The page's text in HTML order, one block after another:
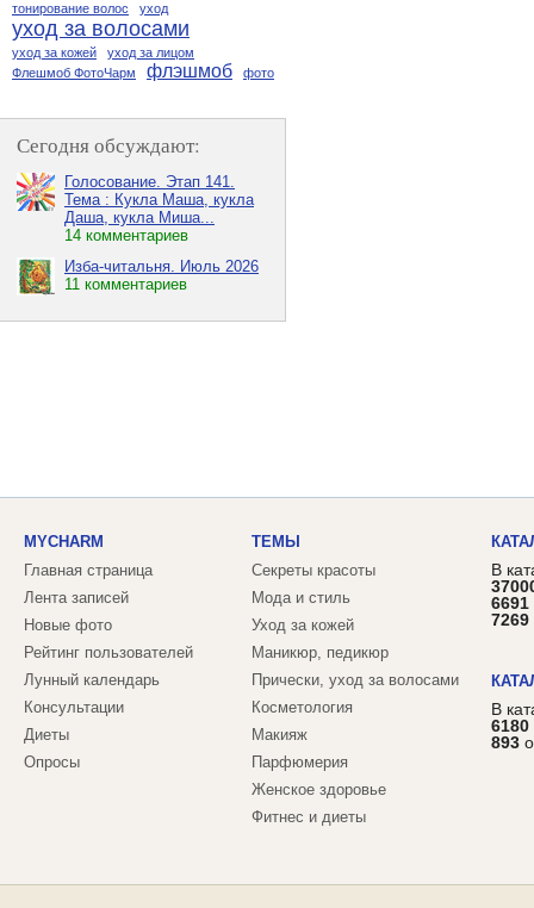
тонирование волос
уход
уход за волосами
уход за кожей
уход за лицом
Флешмоб ФотоЧарм
флэшмоб фото
Сегодня обсуждают:
Голосование. Этап 141.
Тема : Кукла Маша, кукла
Даша, кукла Миша...
14 комментариев
Изба-читальня. Июль 2026
11 комментариев
MYCHARM
Главная страница
Лента записей
Новые фото
Рейтинг пользователей
Лунный календарь
Консультации
Диеты
Опросы
ТЕМЫ
Секреты красоты
Мода и стиль
Уход за кожей
Маникюр, педикюр
Прически, уход за волосами
Косметология
Макияж
Парфюмерия
Женское здоровье
Фитнес и диеты
В
6691
7269
В
6180
893